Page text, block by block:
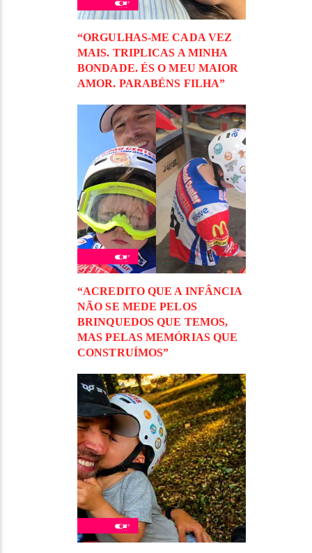
“ORGULHAS-ME CADA VEZ
MAIS. TRIPLICAS A MINHA
BONDADE. ÉS O MEU MAIOR
AMOR. PARABÉNS FILHA”
“ACREDITO QUE A INFÂNCIA
NÃO SE MEDE PELOS
BRINQUEDOS QUE TEMOS,
MAS PELAS MEMÓRIAS QUE
CONSTRUÍMOS”